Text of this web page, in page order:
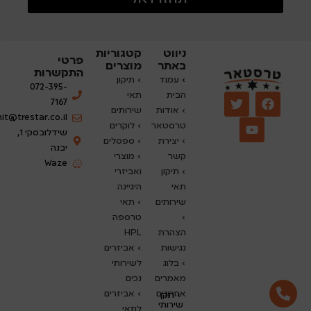
ניווט
באתר
› עמוד
הבית
› אודות
טרסטאר
› יצירת
קשר
› תיקון
תאי
שירותים
›
הצהרת
נגישות
› בלוג
מאמרים
אחרונים
› תקן
שירותי
קטגוריות
מוצרים
› תיקון
תאי
שירותים
›לוקרים
› ספסלים
› מוצרי
ואביזרי
היגיינה
› תאי
טרספה
HPL
› אביזרים
לשירותי
נכים
› אביזרים
פרטי
התקשרות
072-395-
7167
שידלובסקי 1,
יבנה
Waze